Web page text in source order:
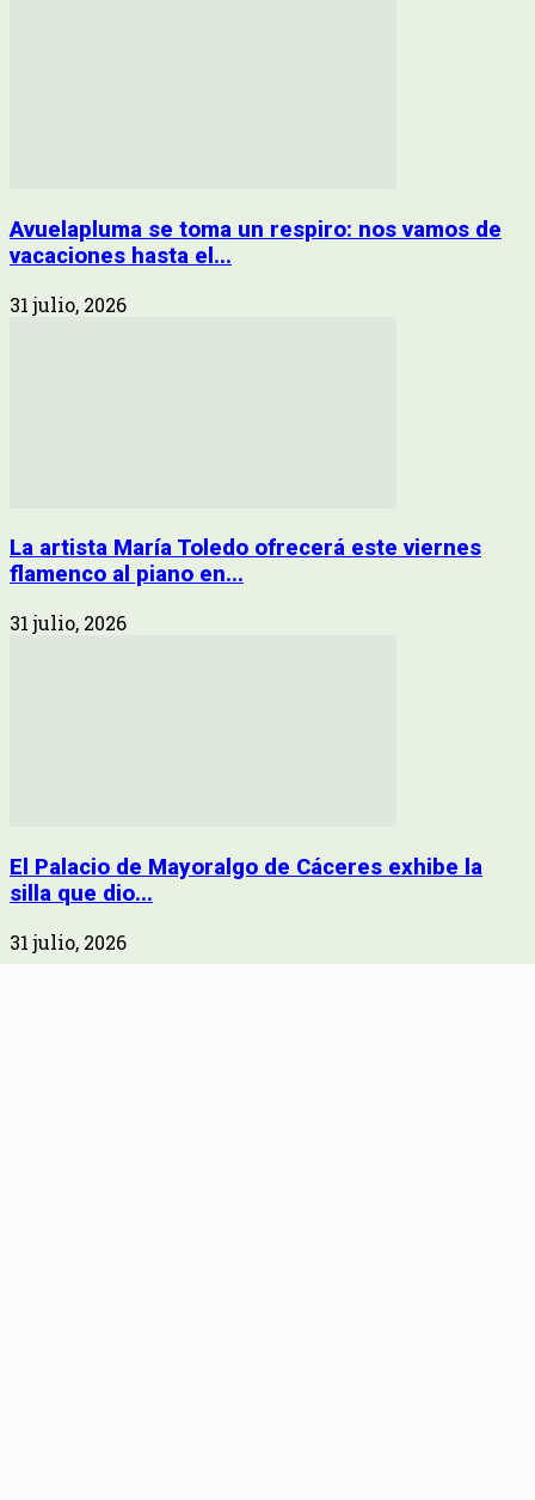
Avuelapluma se toma un respiro: nos vamos de
vacaciones hasta el...
31 julio, 2026
La artista María Toledo ofrecerá este viernes
flamenco al piano en...
31 julio, 2026
El Palacio de Mayoralgo de Cáceres exhibe la
silla que dio...
31 julio, 2026